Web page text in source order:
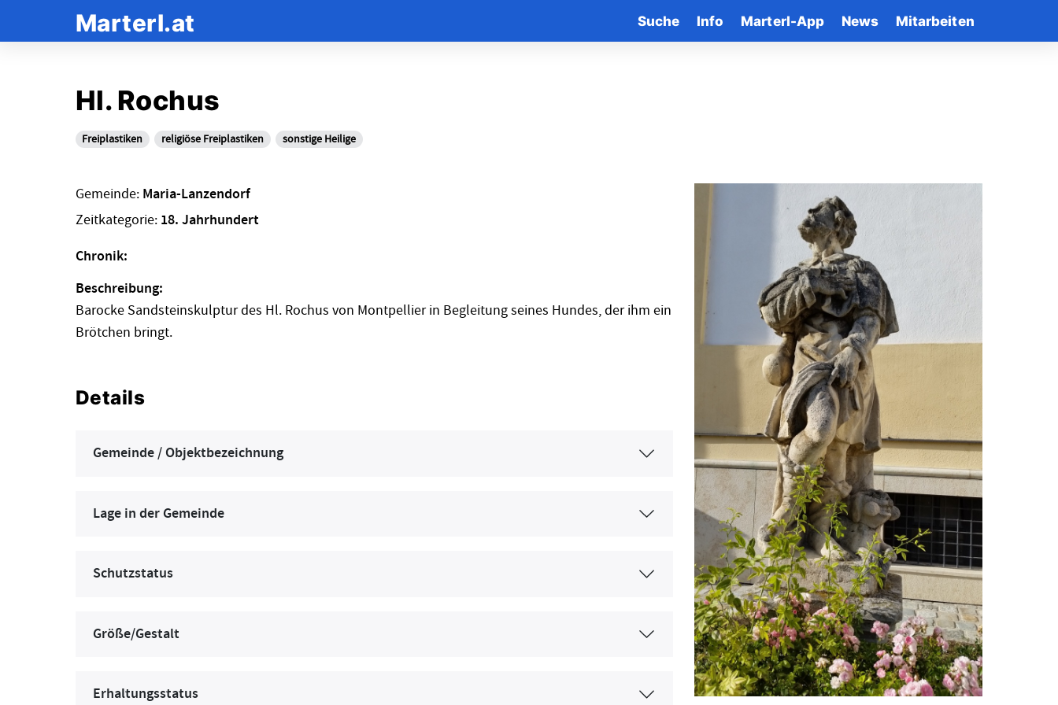
Marterl.at Suche Info Marterl-App News Mitarbeiten
Hl. Rochus
Freiplastiken religiöse Freiplastiken sonstige Heilige
Gemeinde: Maria-Lanzendorf
Zeitkategorie: 18. Jahrhundert
Chronik:
Beschreibung:
Barocke Sandsteinskulptur des Hl. Rochus von Montpellier in Begleitung seines Hundes, der ihm ein
Brötchen bringt.
Details
Gemeinde / Objektbezeichnung
Lage in der Gemeinde
Schutzstatus
Größe/Gestalt
Erhaltungsstatus